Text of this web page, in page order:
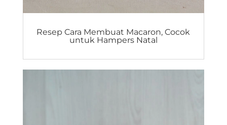
Resep Cara Membuat Macaron, Cocok
untuk Hampers Natal